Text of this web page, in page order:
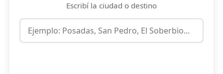
Escribí la ciudad o destino